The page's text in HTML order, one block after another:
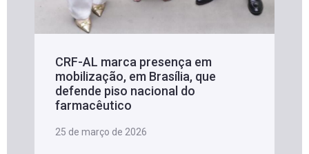
CRF-AL marca presença em
mobilização, em Brasília, que
defende piso nacional do
farmacêutico
25 de março de 2026